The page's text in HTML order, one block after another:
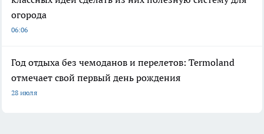
огорода
06:06
Год отдыха без чемоданов и перелетов: Termoland
отмечает свой первый день рождения
28 июля